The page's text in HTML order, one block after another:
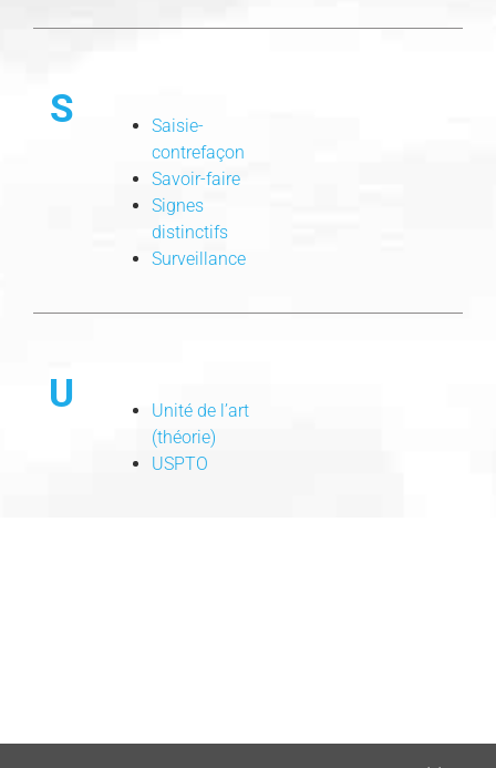
S
Saisie-
contrefaçon
Savoir-faire
Signes
distinctifs
Surveillance
U
Unité de l’art
(théorie)
USPTO